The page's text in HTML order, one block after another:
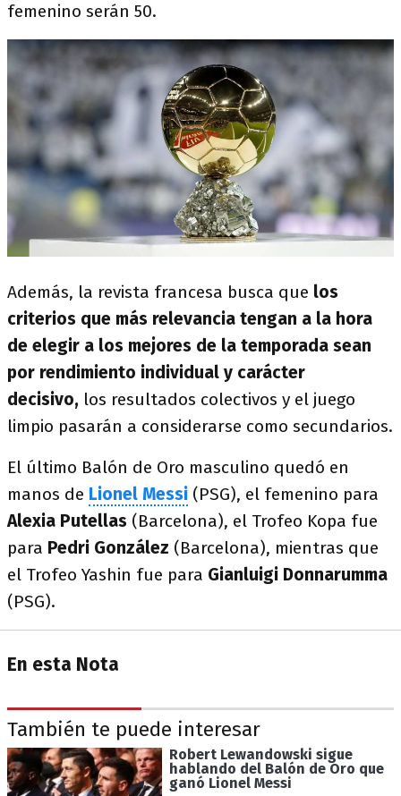
femenino serán 50.
Además, la revista francesa busca que los
criterios que más relevancia tengan a la hora
de elegir a los mejores de la temporada sean
por rendimiento individual y carácter
decisivo, los resultados colectivos y el juego
limpio pasarán a considerarse como secundarios.
El último Balón de Oro masculino quedó en
manos de Lionel Messi (PSG), el femenino para
Alexia Putellas (Barcelona), el Trofeo Kopa fue
para Pedri González (Barcelona), mientras que
el Trofeo Yashin fue para Gianluigi Donnarumma
(PSG).
En esta Nota
También te puede interesar
Robert Lewandowski sigue
hablando del Balón de Oro que
ganó Lionel Messi